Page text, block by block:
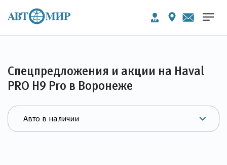
Спецпредложения и акции на Haval
PRO H9 Pro в Воронеже